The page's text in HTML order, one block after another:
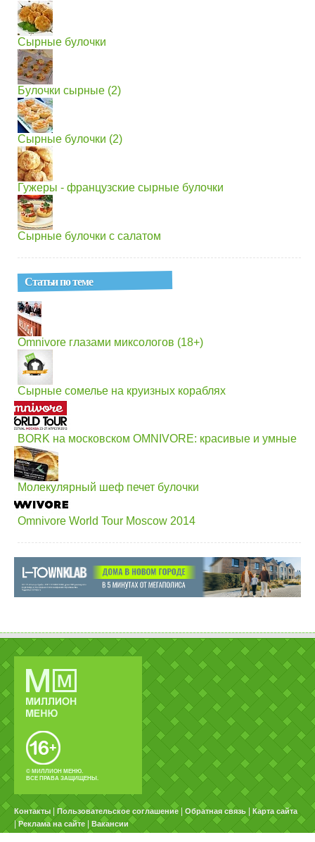
Сырные булочки
Булочки сырные (2)
Сырные булочки (2)
Гужеры - французские сырные булочки
Сырные булочки с салатом
Статьи по теме
Omnivore глазами миксологов (18+)
Сырные сомелье на круизных кораблях
BORK на московском OMNIVORE: красивые и умные
Молекулярный шеф печет булочки
Omnivore World Tour Moscow 2014
© МИЛЛИОН МЕНЮ.
ВСЕ ПРАВА ЗАЩИЩЕНЫ.
Контакты Пользовательское соглашение Обратная связь Карта сайта
|Реклама на сайте Вакансии